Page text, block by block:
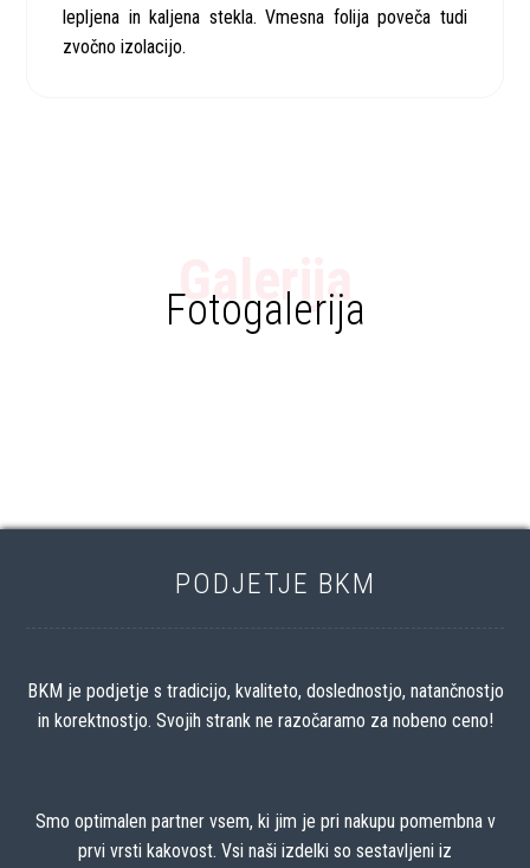
lepljena in kaljena stekla. Vmesna folija poveča tudi
zvočno izolacijo.
Galerija
Fotogalerija
PODJETJE BKM
BKM je podjetje s tradicijo, kvaliteto, doslednostjo, natančnostjo
in korektnostjo. Svojih strank ne razočaramo za nobeno ceno!
Smo optimalen partner vsem, ki jim je pri nakupu pomembna v
prvi vrsti kakovost. Vsi naši izdelki so sestavljeni iz